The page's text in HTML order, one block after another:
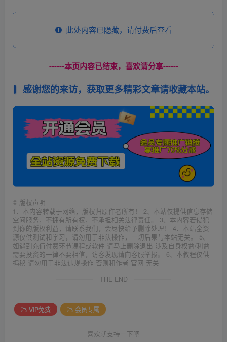
此处内容已隐藏，请付费后查看
------本页内容已结束，喜欢请分享------
感谢您的来访，获取更多精彩文章请收藏本站。
© 版权声明
1、本内容转载于网络，版权归原作者所有！ 2、本站仅提供信息存储
空间服务，不拥有所有权，不承担相关法律责任。 3、本内容若侵犯
到你的版权利益，请联系我们，会尽快给予删除处理！ 4、本站全资
源仅供测试和学习，请勿用于非法操作，一切后果与本站无关。 5、
如遇到充值付费环节课程或软件 请马上删除退出 涉及自身权益/利益
需要投资的一律不要相信，访客发现请向客服举报。 6、本教程仅供
揭秘 请勿用于非法违规操作 否则和作者 官网 无关
THE END
VIP免费 会员专属
喜欢就支持一下吧